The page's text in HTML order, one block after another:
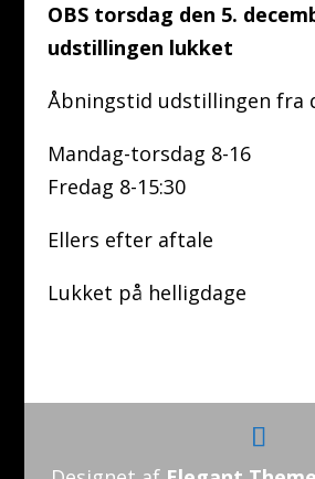
OBS torsdag den 5.
udstillingen lukket
Åbningstid udstillingen fra
Mandag-torsdag 8-16
Fredag 8-15:30
Ellers efter aftale
Lukket på helligdage